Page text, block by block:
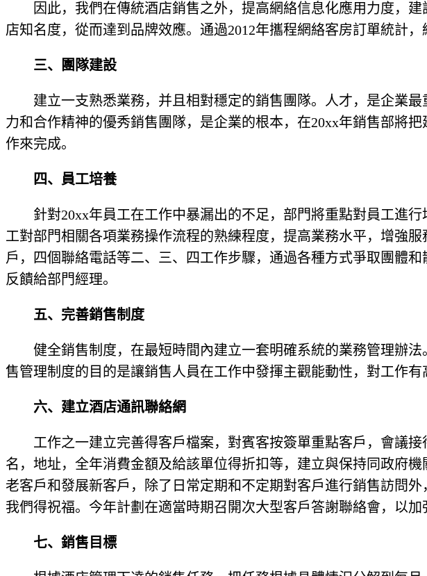
因此，我們在傳統酒店銷售之外，提高網絡信息化應用力度，
店知名度，從而達到品牌效應。通過2012年攜程網絡客房訂單統計
三、團隊建設
建立一支熟悉業務，并且相對穩定的銷售團隊。人才，是企業
力和合作精神的優秀銷售團隊，是企業的根本，在20xx年銷售部將
作來完成。
四、員工培養
針對20xx年員工在工作中暴漏出的不足，部門將重點對員工進
工對部門相關各項業務操作流程的熟練程度，提高業務水平，增強
戶，四個聯絡電話等二、三、四工作步驟，通過各種方式爭取團體
反饋給部門經理。
五、完善銷售制度
健全銷售制度，在最短時間內建立一套明確系統的業務管理辦
售管理制度的目的是讓銷售人員在工作中發揮主觀能動性，對工作有
六、建立酒店通訊聯絡網
工作之一建立完善得客戶檔案，對賓客按簽單重點客戶，會議
名，地址，全年消費金額及給該單位得折扣等，建立與保持同政府
老客戶和發展新客戶，除了日常定期和不定期對客戶進行銷售訪問
我們得祝福。今年計劃在適當時期召開次大型客戶答謝聯絡會，以加
七、銷售目標